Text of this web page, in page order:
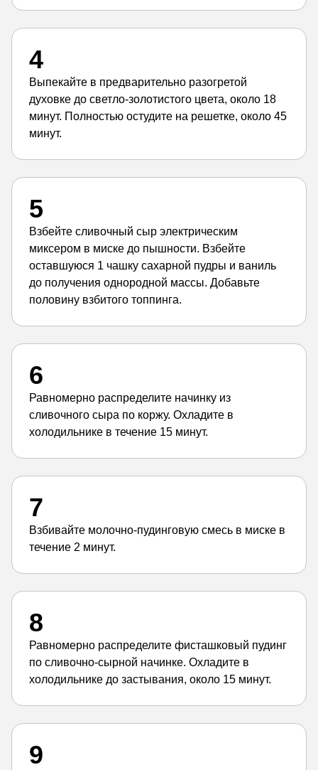
4
Выпекайте в предварительно разогретой
духовке до светло-золотистого цвета, около 18
минут. Полностью остудите на решетке, около 45
минут.
5
Взбейте сливочный сыр электрическим
миксером в миске до пышности. Взбейте
оставшуюся 1 чашку сахарной пудры и ваниль
до получения однородной массы. Добавьте
половину взбитого топпинга.
6
Равномерно распределите начинку из
сливочного сыра по коржу. Охладите в
холодильнике в течение 15 минут.
7
Взбивайте молочно-пудинговую смесь в миске в
течение 2 минут.
8
Равномерно распределите фисташковый пудинг
по сливочно-сырной начинке. Охладите в
холодильнике до застывания, около 15 минут.
9